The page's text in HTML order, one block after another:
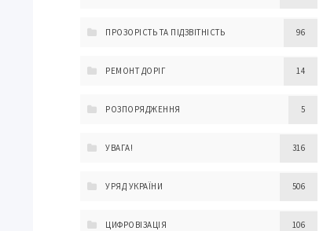
ПРОЗОРІСТЬ ТА ПІДЗВІТНІСТЬ 96
РЕМОНТ ДОРІГ 14
РОЗПОРЯДЖЕННЯ 5
УВАГА! 316
УРЯД УКРАЇНИ 506
ЦИФРОВІЗАЦІЯ 106